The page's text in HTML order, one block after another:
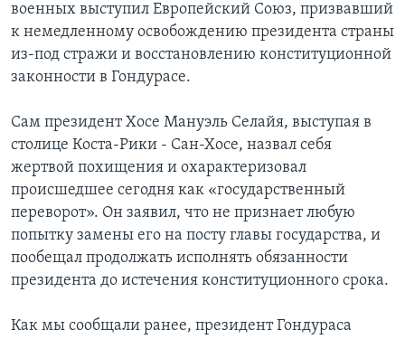
военных выступил Европейский Союз, призвавший
к немедленному освобождению президента страны
из-под стражи и восстановлению конституционной
законности в Гондурасе.
Сам президент Хосе Мануэль Селайя, выступая в
столице Коста-Рики - Сан-Хосе, назвал себя
жертвой похищения и охарактеризовал
происшедшее сегодня как «государственный
переворот». Он заявил, что не признает любую
попытку замены его на посту главы государства, и
пообещал продолжать исполнять обязанности
президента до истечения конституционного срока.
Как мы сообщали ранее, президент Гондураса